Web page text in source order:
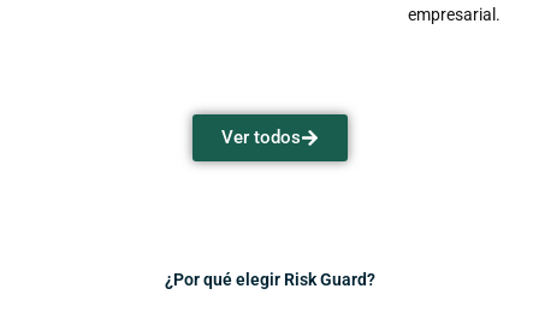
empresarial.
Ver todos
¿Por qué elegir Risk Guard?